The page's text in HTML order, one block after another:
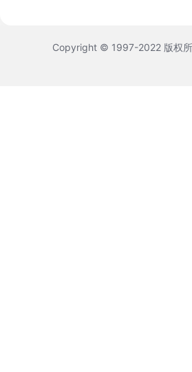
Copyright © 1997-2022 版权